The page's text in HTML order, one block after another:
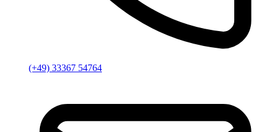
(+49) 33367 54764